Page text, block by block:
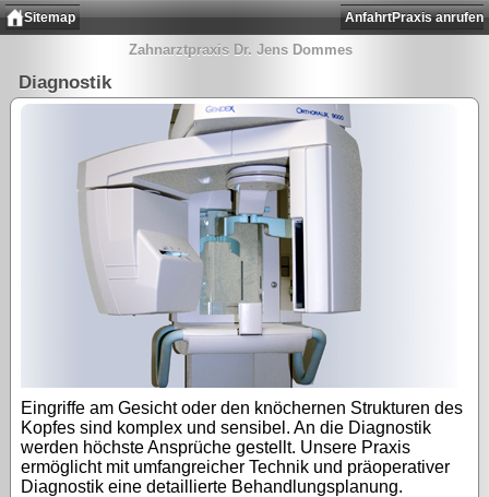
Sitemap Praxis anrufen
Anfahrt
Zahnarztpraxis Dr. Jens Dommes
Diagnostik
Eingriffe am Gesicht oder den knöchernen Strukturen des
Kopfes sind komplex und sensibel. An die Diagnostik
werden höchste Ansprüche gestellt. Unsere Praxis
ermöglicht mit umfangreicher Technik und präoperativer
Diagnostik eine detaillierte Behandlungsplanung.